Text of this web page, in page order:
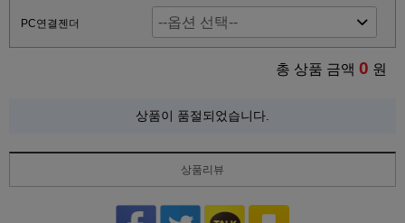
PC연결젠더
총 상품 금액 0 원
상품이 품절되었습니다.
상품리뷰